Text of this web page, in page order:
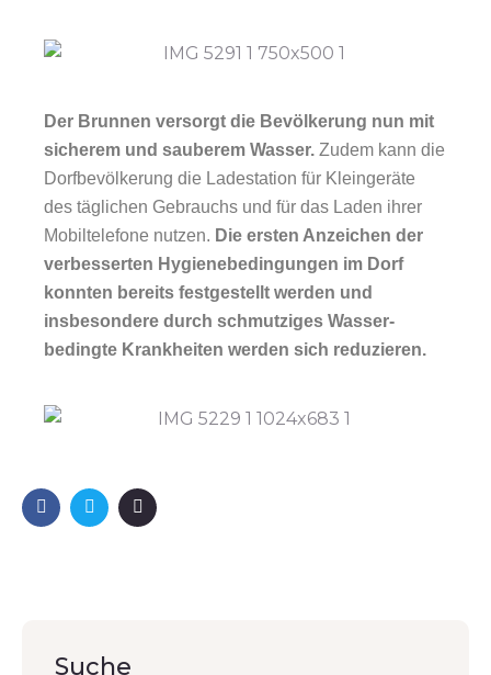
Der Brunnen versorgt die Bevölkerung nun mit
sicherem und sauberem Wasser. Zudem kann die
Dorfbevölkerung die Ladestation für Kleingeräte
des täglichen Gebrauchs und für das Laden ihrer
Mobiltelefone nutzen. Die ersten Anzeichen der
verbesserten Hygienebedingungen im Dorf
konnten bereits festgestellt werden und
insbesondere durch schmutziges Wasser-
bedingte Krankheiten werden sich reduzieren.
Suche